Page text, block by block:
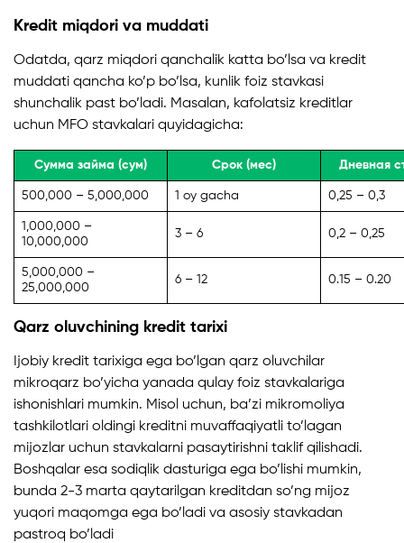
Kredit miqdori va muddati
Odatda, qarz miqdori qanchalik katta bo’lsa va kredit
muddati qancha ko’p bo’lsa, kunlik foiz stavkasi
shunchalik past bo’ladi. Masalan, kafolatsiz kreditlar
uchun MFO stavkalari quyidagicha:
Сумма займа (сум) Срок (мес) Дневная
500,000 – 5,000,000 1 oy gacha 0,25 – 0,3
1,000,000 –
10,000,000
3 – 6 0,2 – 0,25
5,000,000 –
25,000,000
6 – 12 0.15 – 0.20
Qarz oluvchining kredit tarixi
Ijobiy kredit tarixiga ega bo’lgan qarz oluvchilar
mikroqarz bo’yicha yanada qulay foiz stavkalariga
ishonishlari mumkin. Misol uchun, ba’zi mikromoliya
tashkilotlari oldingi kreditni muvaffaqiyatli to’lagan
mijozlar uchun stavkalarni pasaytirishni taklif qilishadi.
Boshqalar esa sodiqlik dasturiga ega bo’lishi mumkin,
bunda 2-3 marta qaytarilgan kreditdan so’ng mijoz
yuqori maqomga ega bo’ladi va asosiy stavkadan
pastroq bo’ladi